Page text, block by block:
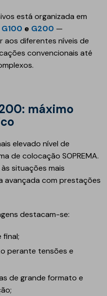
está organizada em
G100 e G200 —
aos diferentes níveis de
convencionais até
elevado nível de
de colocação SOPREMA.
situações mais
avançada com prestações
destacam-se:
final;
perante tensões e
de grande formato e